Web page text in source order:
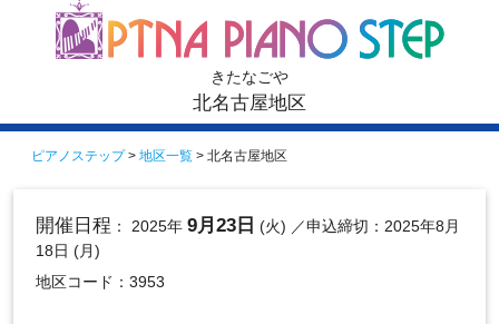
きたなごや
北名古屋地区
ピアノステップ> 地区一覧 > 北名古屋地区
開催日程 ： 2025年 9月23日 (火) ／申込締切：2025年8月
18日 (月)
地区コード：3953